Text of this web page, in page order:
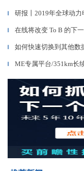
▎ 研报丨2019年全球动
▎ 在线将改变 To B 的下
▎ 如何快速切换到其他数
▎ ME专属平台/351km